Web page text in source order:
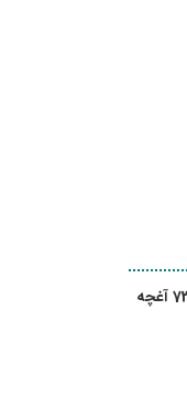
دفتر پیشخوان دولت شماره 73401036 آغچه